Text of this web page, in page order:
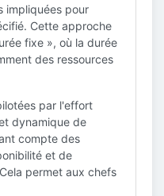
impliquées pour
Cette approche
fixe », où la durée
des ressources
par l'effort
dynamique de
compte des
et de
permet aux chefs